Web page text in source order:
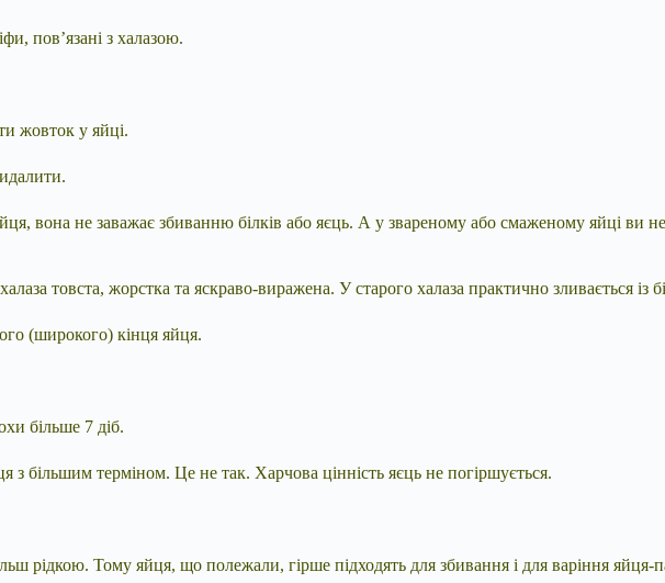
пов’язані з халазою.
жовток у яйці.
вона не заважає збиванню білків або яєць. А у звареному або смаженому яйці ви
товста, жорстка та яскраво-виражена. У старого халаза практично зливається із
(широкого) кінця яйця.
більше 7 діб.
більшим терміном. Це не так. Харчова цінність яєць не погіршується.
рідкою. Тому яйця, що полежали, гірше підходять для збивання і для варіння яйця-